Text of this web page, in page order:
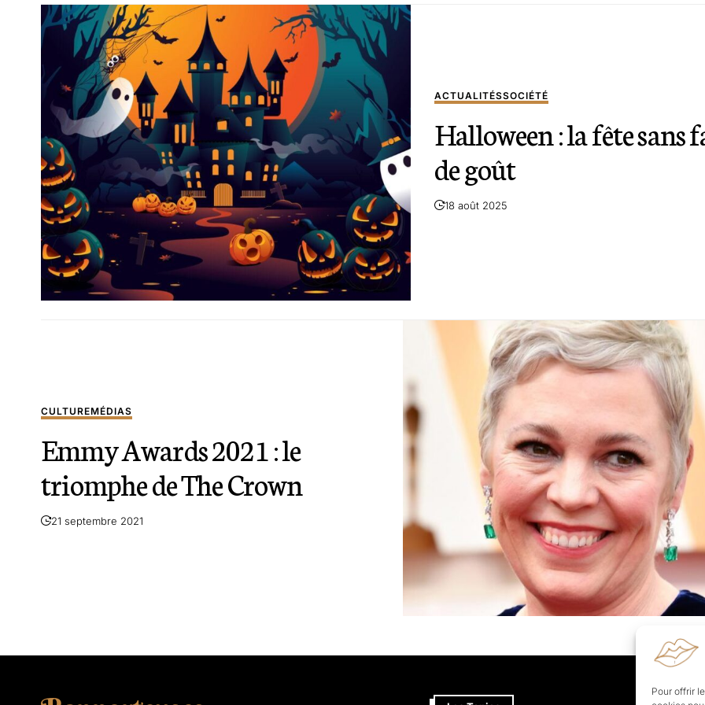
Pour offrir
ACTUALITÉSSOCIÉTÉ
Halloween : la fête sans
de goût
18 août 2025
CULTUREMÉDIAS
Emmy Awards 2021 : le
triomphe de The Crown
21 septembre 2021